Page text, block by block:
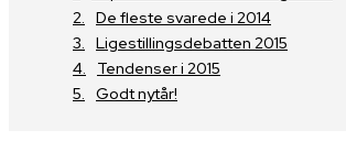
De fleste svarede i 2014
Ligestillingsdebatten 2015
Tendenser i 2015
Godt nytår!